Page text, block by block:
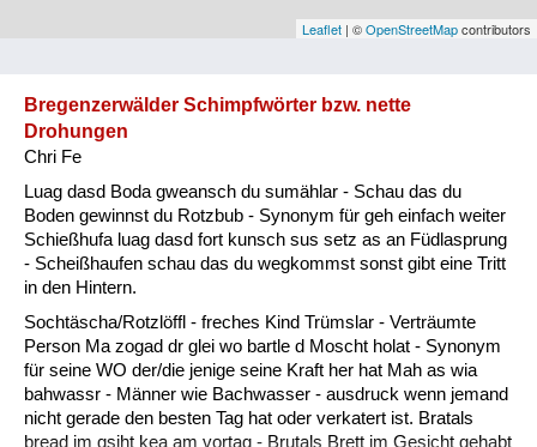
Vorarlberg
Natur und Landwirtschaft
Fluchen und Reden
Schmankerln und
Kulinarisches
Leaflet | ©OpenStreetMapcontributors
Bregenzerwälder Schimpfwörter bzw. nette
Drohungen
Chri Fe
Luag dasd Boda gweansch du sumählar - Schau das du
Boden gewinnst du Rotzbub - Synonym für geh einfach weiter
Schießhufa luag dasd fort kunsch sus setz as an Füdlasprung
- Scheißhaufen schau das du wegkommst sonst gibt eine Tritt
in den Hintern.
Sochtäscha/Rotzlöffl - freches Kind Trümslar - Verträumte
Person Ma zogad dr glei wo bartle d Moscht holat - Synonym
für seine WO der/die jenige seine Kraft her hat Mah as wia
bahwassr - Männer wie Bachwasser - ausdruck wenn jemand
nicht gerade den besten Tag hat oder verkatert ist. Bratals
bread im gsiht kea am vortag - Brutals Brett im Gesicht gehabt